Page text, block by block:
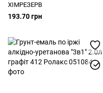
ХІМРЕЗЕРВ
193.70 грн